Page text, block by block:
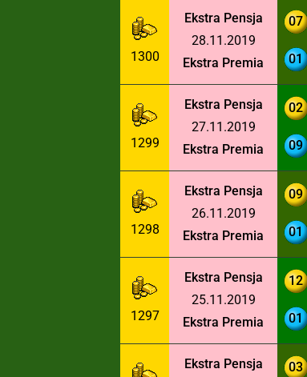
1300
Ekstra Pensja
28.11.2019
Ekstra Premia
07
01
1299
Ekstra Pensja
27.11.2019
Ekstra Premia
02
09
1298
Ekstra Pensja
26.11.2019
Ekstra Premia
09
01
1297
Ekstra Pensja
25.11.2019
Ekstra Premia
12
01
Ekstra Pensja
03